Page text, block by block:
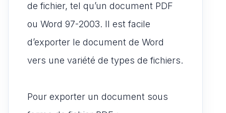
de fichier, tel qu’un document PDF
ou Word 97-2003. Il est facile
d’exporter le document de Word
vers une variété de types de fichiers.
Pour exporter un document sous